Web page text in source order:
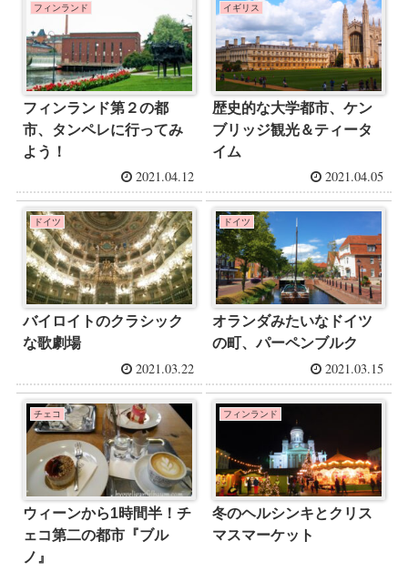
フィンランド
フィンランド第２の都
市、タンペレに行ってみ
よう！
2021.04.12
イギリス
歴史的な大学都市、ケン
ブリッジ観光＆ティータ
イム
2021.04.05
ドイツ
バイロイトのクラシック
な歌劇場
2021.03.22
ドイツ
オランダみたいなドイツ
の町、パーペンブルク
2021.03.15
チェコ
ウィーンから1時間半！チ
ェコ第二の都市『ブル
ノ』
フィンランド
冬のヘルシンキとクリス
マスマーケット